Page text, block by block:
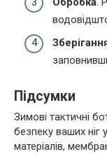
Підсумки
Зимові тактичні
безпеку ваших ніг
матеріалів,